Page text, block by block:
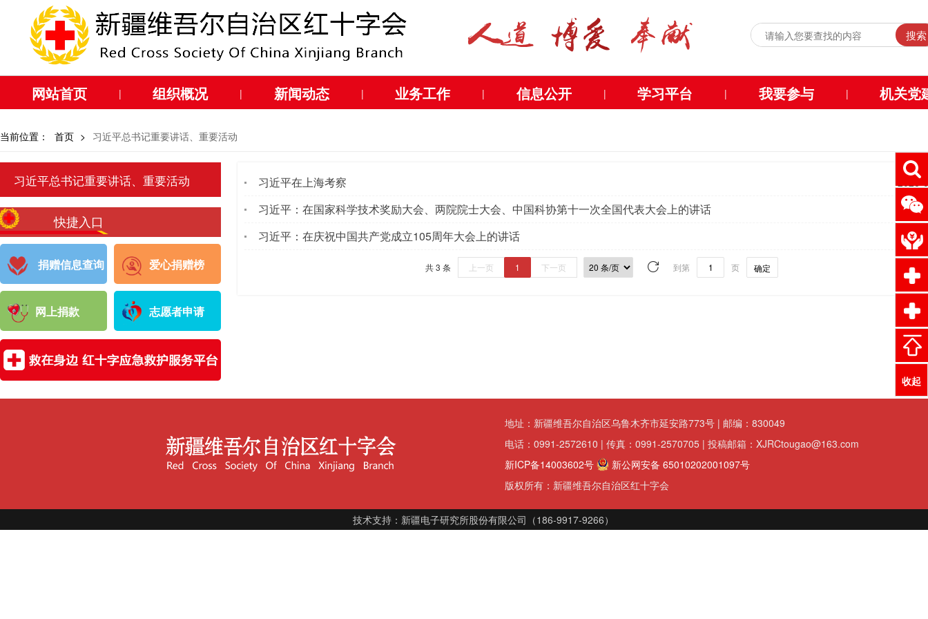
搜索
网站首页 | 组织概况 | 新闻动态 | 业务工作 | 信息公开 | 学习平台 | 我要参与 | 机关党
当前位置： 首页 > 习近平总书记重要讲话、重要活动
习近平总书记重要讲话、重要活动
快捷入口
捐赠信息查询 爱心捐赠榜
网上捐款 志愿者申请
习近平在上海考察 2026-
习近平：在国家科学技术奖励大会、两院院士大会、中国科协第十一次全国代表大会上的讲话 2026-
习近平：在庆祝中国共产党成立105周年大会上的讲话 2026-
共 3 条 上一页 1 下一页 到第 页 确定
地址：新疆维吾尔自治区乌鲁木齐市延安路773号 | 邮编：830049
电话：0991-2572610 | 传真：0991-2570705 | 投稿邮箱：XJRCtougao@163.com
新ICP备14003602号
新公网安备 65010202001097号
版权所有：新疆维吾尔自治区红十字会
技术支持：新疆电子研究所股份有限公司（186-9917-9266）
收起